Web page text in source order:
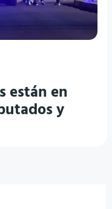
están en
y